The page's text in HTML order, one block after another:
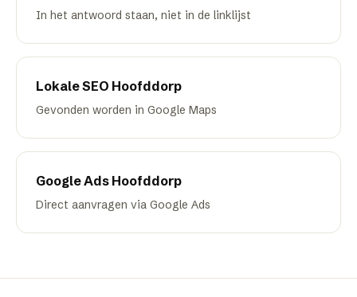
In het antwoord staan, niet in de linklijst
Lokale SEO Hoofddorp
Gevonden worden in Google Maps
Google Ads Hoofddorp
Direct aanvragen via Google Ads